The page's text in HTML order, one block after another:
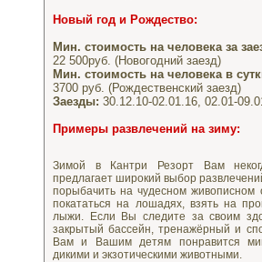
Новый год и Рождество:
Мин. стоимость на человека за
22 500руб. (Новогодний заезд)
Мин. стоимость на человека в
3700 руб. (Рождественский заезд)
Заезды: 30.12.10-02.01.16, 02.01-
Примеры развлечений на зиму:
Зимой в Кантри Резорт Вам
предлагает широкий выбор
порыбачить на чудесном живописном
покататься на лошадях, взять на
лыжи. Если Вы следите за своим
закрытый бассейн, тренажёрный и
Вам и Вашим детям понравится
дикими и экзотическими животными.